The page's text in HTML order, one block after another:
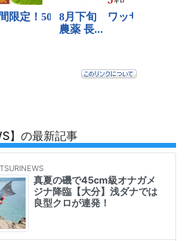
】の最新記事
TSURINEWS
真夏の磯で45cm級オナガメ
ジナ降臨【大分】浅ダナでは
良型クロが連発！